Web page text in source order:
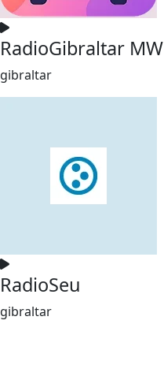
RadioGibraltar MW
gibraltar
RadioSeu
gibraltar